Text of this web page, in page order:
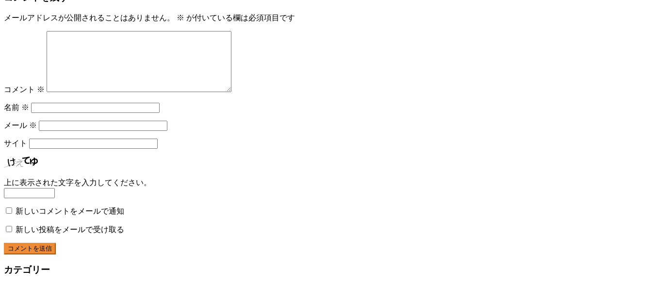
メールアドレスが公開されることはありません。 ※ が付いている欄は必須項目です
コメント ※
名前 ※
メール ※
サイト
上に表示された文字を入力してください。
新しいコメントをメールで通知
新しい投稿をメールで受け取る
カテゴリー